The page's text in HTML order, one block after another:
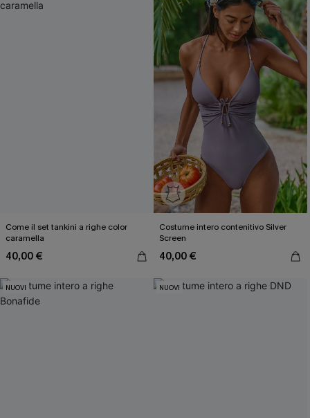
Come il set tankini a righe color
caramella
40,00 €
Costume intero contenitivo Silver
Screen
40,00 €
NUOVI NUOVI